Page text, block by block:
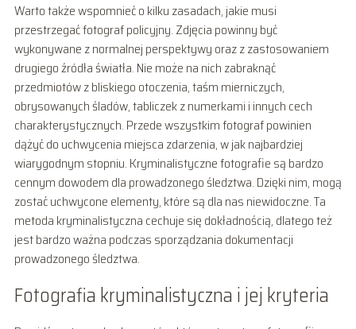
Warto także wspomnieć o kilku zasadach, jakie musi
przestrzegać fotograf policyjny. Zdjęcia powinny być
wykonywane z normalnej perspektywy oraz z zastosowaniem
drugiego źródła światła. Nie może na nich zabraknąć
przedmiotów z bliskiego otoczenia, taśm mierniczych,
obrysowanych śladów, tabliczek z numerkami i innych cech
charakterystycznych. Przede wszystkim fotograf powinien
dążyć do uchwycenia miejsca zdarzenia, w jak najbardziej
wiarygodnym stopniu. Kryminalistyczne fotografie są bardzo
cennym dowodem dla prowadzonego śledztwa. Dzięki nim, mogą
zostać uchwycone elementy, które są dla nas niewidoczne. Ta
metoda kryminalistyczna cechuje się dokładnością, dlatego też
jest bardzo ważna podczas sporządzania dokumentacji
prowadzonego śledztwa.
Fotografia kryminalistyczna i jej kryteria